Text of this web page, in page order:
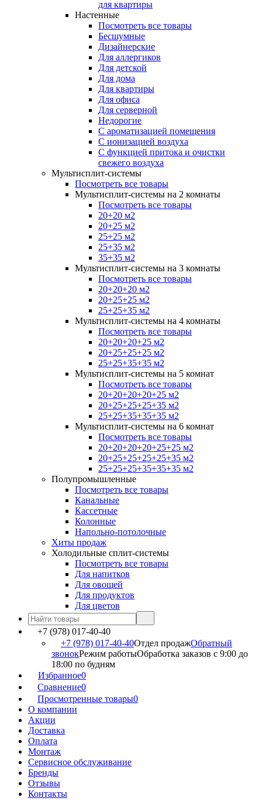
для квартиры
Настенные
Посмотреть все товары
Бесшумные
Дизайнерские
Для аллергиков
Для детской
Для дома
Для квартиры
Для офиса
Для серверной
Недорогие
С ароматизацией помещения
С ионизацией воздуха
С функцией притока и очистки
свежего воздуха
Мультисплит-системы
Посмотреть все товары
Мультисплит-системы на 2 комнаты
Посмотреть все товары
20+20 м2
20+25 м2
25+25 м2
25+35 м2
35+35 м2
Мультисплит-системы на 3 комнаты
Посмотреть все товары
20+20+20 м2
20+25+25 м2
25+25+35 м2
Мультисплит-системы на 4 комнаты
Посмотреть все товары
20+20+20+25 м2
20+25+25+25 м2
25+25+35+35 м2
Мультисплит-системы на 5 комнат
Посмотреть все товары
20+20+20+20+25 м2
20+25+25+25+35 м2
25+25+35+35+35 м2
Мультисплит-системы на 6 комнат
Посмотреть все товары
20+20+20+20+25+25 м2
20+25+25+25+25+35 м2
25+25+25+35+35+35 м2
Полупромышленные
Посмотреть все товары
Канальные
Кассетные
Колонные
Напольно-потолочные
Хиты продаж
Холодильные сплит-системы
Посмотреть все товары
Для напитков
Для овощей
Для продуктов
Для цветов
+7 (978) 017-40-40
+7 (978) 017-40-40Отдел продажОбратный
звонокРежим работыОбработка заказов с 9:00 до
18:00 по будням
Избранное0
Сравнение0
Просмотренные товары0
О компании
Акции
Доставка
Оплата
Монтаж
Сервисное обслуживание
Бренды
Отзывы
Контакты